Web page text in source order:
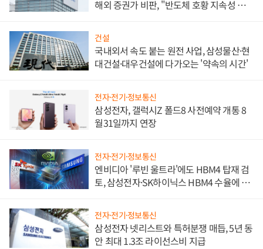
해외 증권가 비판, "반도체 호황 지속성 의
건설
국내외서 속도 붙는 원전 사업, 삼성물산·현
대건설·대우건설에 다가오는 '약속의 시간'
전자·전기·정보통신
삼성전자, 갤럭시Z 폴드8 사전예약 개통 8
월31일까지 연장
전자·전기·정보통신
엔비디아 '루빈 울트라'에도 HBM4 탑재 검
토, 삼성전자·SK하이닉스 HBM4 수율에 주
전자·전기·정보통신
삼성전자 넷리스트와 특허분쟁 매듭, 5년 동
안 최대 1.3조 라이선스비 지급